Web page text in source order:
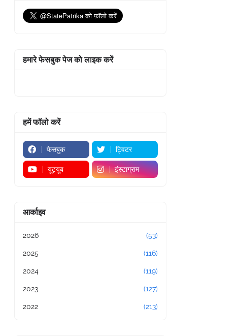
हमारे फेसबुक पेज को लाइक करें
हमें फॉलो करें
फेसबुक ट्विटर
यूट्यूब इंस्टाग्राम
आर्काइव
2026 (53)
2025 (116)
2024 (119)
2023 (127)
2022 (213)